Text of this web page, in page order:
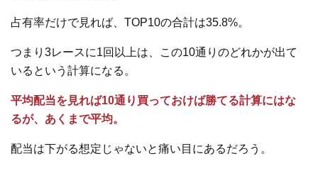
占有率だけで見れば、TOP10の合計は35.8%。
つまり3レースに1回以上は、この10通りのどれかが出て
いるという計算になる。
平均配当を見れば10通り買っておけば勝てる計算にはな
るが、あくまで平均。
配当は下がる想定じゃないと痛い目にあるだろう。